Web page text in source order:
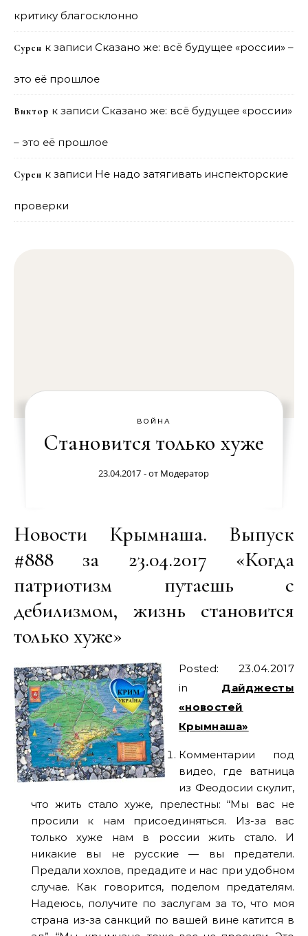
критику благосклонно
Сурен к записи Сказано же: всё будущее «россии» –
это её прошлое
Виктор к записи Сказано же: всё будущее «россии»
– это её прошлое
Сурен к записи Не надо затягивать инспекторские
проверки
ВОЙНА
Становится только хуже
23.04.2017 - от Модератор
Новости Крымнаша. Выпуск
#888 за 23.04.2017 «Когда
патриотизм путаешь с
дебилизмом, жизнь становится
только хуже»
Posted: 23.04.2017
in Дайджесты
«новостей
Крымнаша»
Комментарии под
видео, где ватница
из Феодосии скулит,
что жить стало хуже, прелестны: “Мы вас не
просили к нам присоединяться. Из-за вас
только хуже нам в россии жить стало. И
никакие вы не русские — вы предатели.
Предали хохлов, предадите и нас при удобном
случае. Как говорится, поделом предателям.
Надеюсь, получите по заслугам за то, что моя
страна из-за санкций по вашей вине катится в